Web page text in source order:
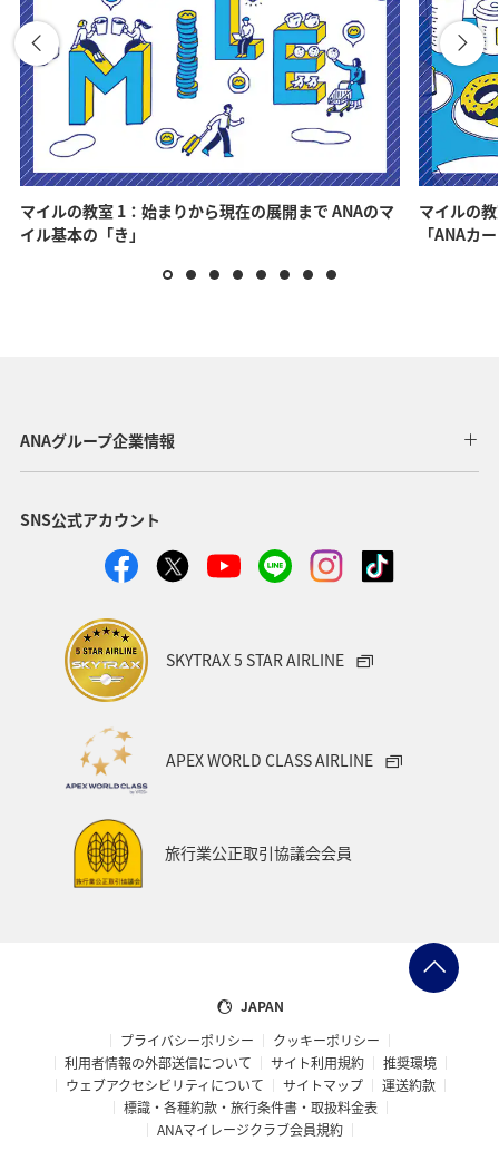
マイルの教室 1：始まりから現在の展開まで ANAのマ
イル基本の「き」
マイルの
「ANAカ
ANAグループ企業情報
SNS公式アカウント
SKYTRAX 5 STAR AIRLINE
APEX WORLD CLASS AIRLINE
旅行業公正取引協議会会員
JAPAN
プライバシーポリシー
クッキーポリシー
利用者情報の外部送信について
サイト利用規約
推奨環境
ウェブアクセシビリティについて
サイトマップ
運送約款
標識・各種約款・旅行条件書・取扱料金表
ANAマイレージクラブ会員規約